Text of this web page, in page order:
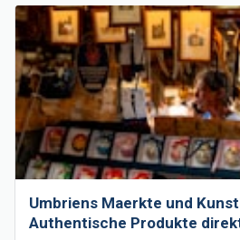
Umbriens Maerkte und
Authentische Produkte